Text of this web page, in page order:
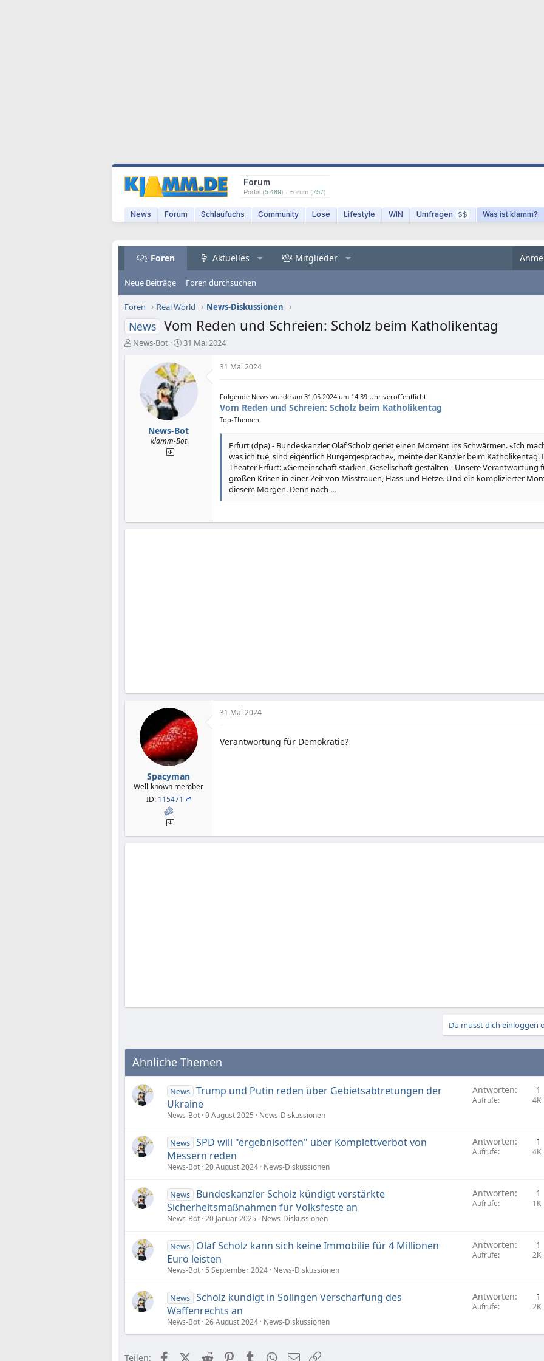
Forum
Portal (5.489) · Forum (757)
News Forum Schlaufuchs Community Lose Lifestyle WIN Umfragen $$ Was ist klamm?
Foren Aktuelles Mitglieder
Neue Beiträge Foren durchsuchen
Foren Real World News-Diskussionen
News Vom Reden und Schreien: Scholz beim Katholikentag
E
News-Bot
E
s
t
e
t
a
m
31 Mai 2024
News-Bot
klamm-Bot
31 Mai 2024
Folgende News wurde am 31.05.2024 um 14:39 Uhr veröffentlicht:
Vom Reden und Schreien: Scholz beim Katholikentag
Top-Themen
Erfurt (dpa) - Bundeskanzler Olaf Scholz geriet einen Moment ins Schwärmen. «Ich
was ich tue, sind eigentlich Bürgergespräche», meinte der Kanzler beim Katholikentag.
Theater Erfurt: «Gemeinschaft stärken, Gesellschaft gestalten - Unsere Verantwortung
großen Krisen in einer Zeit von Misstrauen, Hass und Hetze. Und ein komplizierter
diesem Morgen. Denn nach ...
Spacyman
Well-known member
ID: 115471
31 Mai 2024
Verantwortung für Demokratie?
Du musst dich einloggen
Ähnliche Themen
News Trump und Putin reden über Gebietsabtretungen der
Ukraine
News-Bot 9 August 2025 News-Diskussionen
Antworten 1
Aufrufe 4K
News SPD will "ergebnisoffen" über Komplettverbot von
Messern reden
News-Bot 20 August 2024 News-Diskussionen
Antworten 1
Aufrufe 4K
News
Bundeskanzler Scholz kündigt verstärkte
Sicherheitsmaßnahmen für Volksfeste an
News-Bot 20 Januar 2025 News-Diskussionen
Antworten 1
Aufrufe 1K
News
Olaf Scholz kann sich keine Immobilie für 4 Millionen
Euro leisten
News-Bot 5 September 2024 News-Diskussionen
Antworten 1
Aufrufe 2K
News Scholz kündigt in Solingen Verschärfung des
Waffenrechts an
News-Bot 26 August 2024 News-Diskussionen
Antworten 1
Aufrufe 2K
Teilen: FacebookX (Twitter)
Reddit PinterestTumblr WhatsApp
E-Mail